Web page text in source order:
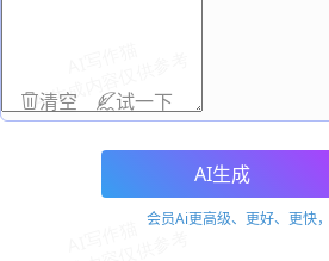
清空 试一下
AI生成
会员Ai更高级、更好、更快